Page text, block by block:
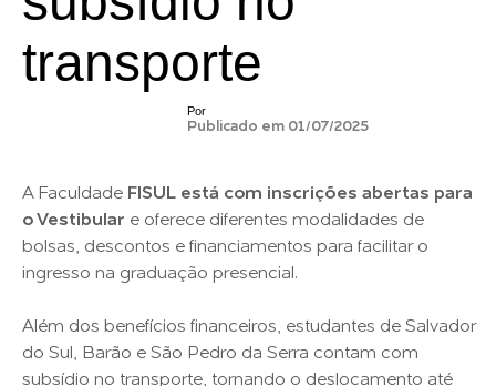
transporte
Por
Publicado em 01/07/2025
A Faculdade FISUL está com inscrições abertas para
o Vestibular e oferece diferentes modalidades de
bolsas, descontos e financiamentos para facilitar o
ingresso na graduação presencial.
Além dos benefícios financeiros, estudantes de Salvador
do Sul, Barão e São Pedro da Serra contam com
subsídio no transporte, tornando o deslocamento até